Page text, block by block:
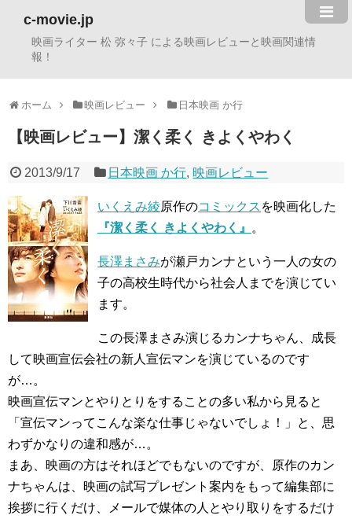
c-movie.jp
映画ライター 松 弥々子 による映画レビューと映画関連情
報！
ホーム 映画レビュー 日本映画 か行
【映画レビュー】潔く柔く きよくやわく
2013/9/17 日本映画 か行, 映画レビュー
いくえみ綾原作のコミックス を映画化した
『潔く柔く きよくやわく』
。
長澤まさみが瀬戸カンナという一人の女の
子の高校生時代から社会人までを演じてい
ます。
この長澤まさみ演じるカンナちゃん、成長
して映画宣伝会社の新人宣伝マンを演じているのです
が…。
映画宣伝マンとやりとりをすることの多い私から見ると
「宣伝マンってこんな楽な仕事じゃないでしょ！」と、思
わずかなりの違和感が…。
まあ、映画の方はそれほどでもないのですが、原作のカン
ナちゃんは、映画の試写プレゼント案内をもって編集部に
挨拶に行くだけ、メールで媒体の人とやり取りをするだけ